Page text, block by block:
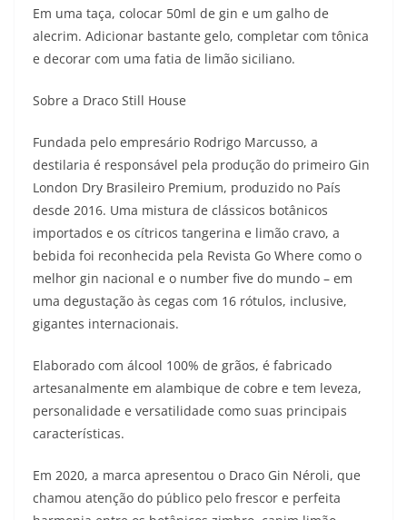
Em uma taça, colocar 50ml de gin e um galho de
alecrim. Adicionar bastante gelo, completar com tônica
e decorar com uma fatia de limão siciliano.
Sobre a Draco Still House
Fundada pelo empresário Rodrigo Marcusso, a
destilaria é responsável pela produção do primeiro Gin
London Dry Brasileiro Premium, produzido no País
desde 2016. Uma mistura de clássicos botânicos
importados e os cítricos tangerina e limão cravo, a
bebida foi reconhecida pela Revista Go Where como o
melhor gin nacional e o number five do mundo – em
uma degustação às cegas com 16 rótulos, inclusive,
gigantes internacionais.
Elaborado com álcool 100% de grãos, é fabricado
artesanalmente em alambique de cobre e tem leveza,
personalidade e versatilidade como suas principais
características.
Em 2020, a marca apresentou o Draco Gin Néroli, que
chamou atenção do público pelo frescor e perfeita